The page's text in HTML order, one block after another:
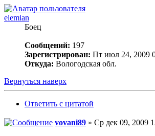
elemian
Боец
Сообщений: 197
Зарегистрирован: Пт июл 24, 2009
Откуда: Вологодская обл.
Вернуться наверх
Ответить с цитатой
vovani89 » Ср дек 09, 2009